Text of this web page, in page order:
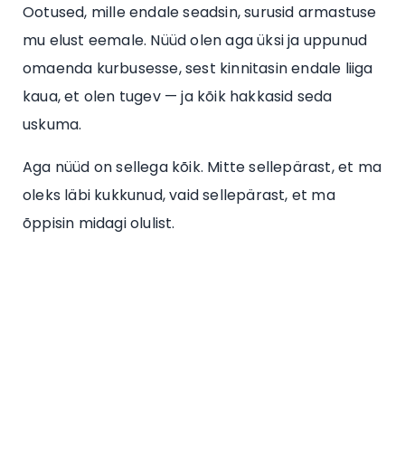
Ootused, mille endale seadsin, surusid armastuse
mu elust eemale. Nüüd olen aga üksi ja uppunud
omaenda kurbusesse, sest kinnitasin endale liiga
kaua, et olen tugev — ja kõik hakkasid seda
uskuma.
Aga nüüd on sellega kõik. Mitte sellepärast, et ma
oleks läbi kukkunud, vaid sellepärast, et ma
õppisin midagi olulist.